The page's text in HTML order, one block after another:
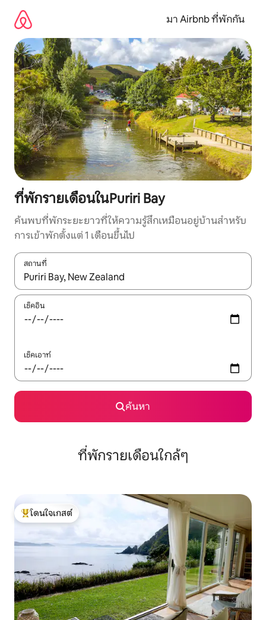
เนื้อหา
มา Airbnb ที่พักกัน
ที่พักรายเดือนในPuriri Bay
ค้นพบที่พักระยะยาวที่ให้ความรู้สึกเหมือนอยู่บ้านสำหรับ
การเข้าพักตั้งแต่ 1 เดือนขึ้นไป
สถานที่
ใช้ลูกศรขึ้นลง หรือใช้การสัมผัสหรือปัด เพื่อสำรวจผลการค้นหา
เช็คอิน
เช็คเอาท์
ค้นหา
ที่พักรายเดือนใกล้ๆ
โดนใจเกสต์ที่สุด
โดนใจเกสต์